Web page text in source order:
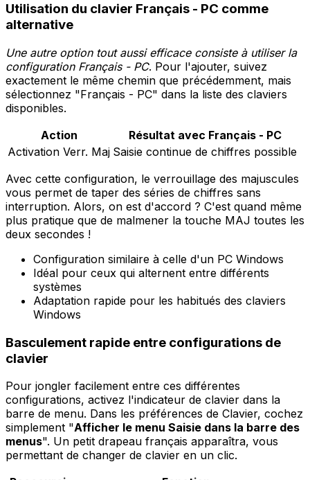
Utilisation du clavier Français - PC comme
alternative
Une autre option tout aussi efficace consiste à utiliser la
configuration Français - PC. Pour l'ajouter, suivez
exactement le même chemin que précédemment, mais
sélectionnez "Français - PC" dans la liste des claviers
disponibles.
Action
Résultat avec Français - PC
Activation Verr. Maj Saisie continue de chiffres possible
Avec cette configuration, le verrouillage des majuscules
vous permet de taper des séries de chiffres sans
interruption. Alors, on est d'accord ? C'est quand même
plus pratique que de malmener la touche MAJ toutes les
deux secondes !
Configuration similaire à celle d'un PC Windows
Idéal pour ceux qui alternent entre différents
systèmes
Adaptation rapide pour les habitués des claviers
Windows
Basculement rapide entre configurations de
clavier
Pour jongler facilement entre ces différentes
configurations, activez l'indicateur de clavier dans la
barre de menu. Dans les préférences de Clavier, cochez
simplement "Afficher le menu Saisie dans la barre des
menus". Un petit drapeau français apparaîtra, vous
permettant de changer de clavier en un clic.